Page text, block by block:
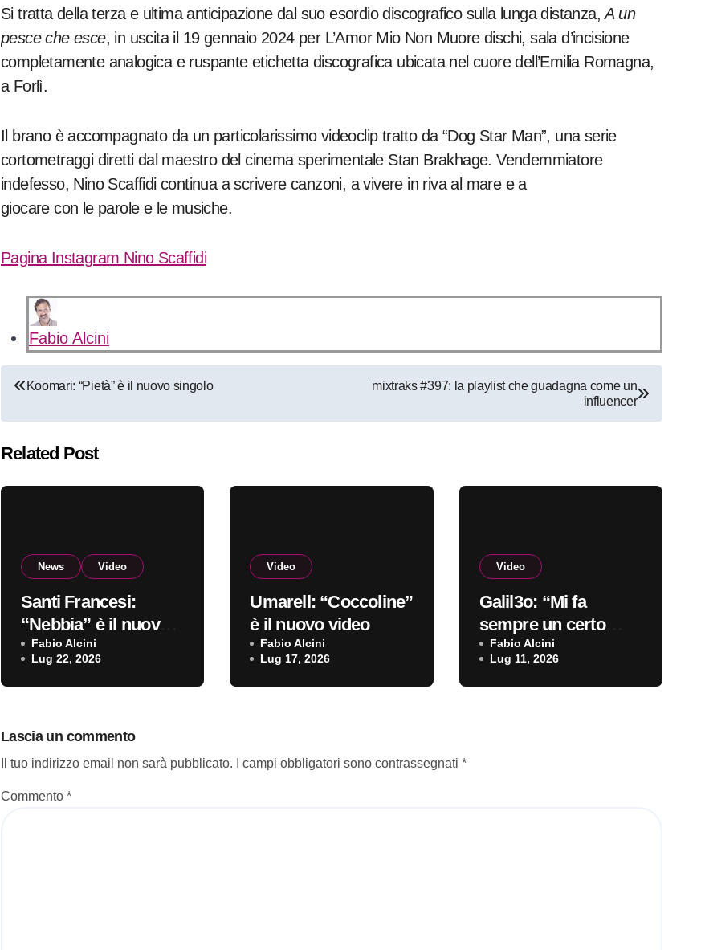
Si tratta della terza e ultima anticipazione dal suo esordio discografico sulla lunga distanza,A un
pesce che esce, in uscita il 19 gennaio 2024 per L’Amor Mio Non Muore dischi, sala d’incisione
completamente analogica e ruspante etichetta discografica ubicata nel cuore dell’Emilia Romagna,
a Forlì.
Il brano è accompagnato da un particolarissimo videoclip tratto da “Dog Star Man”, una serie
cortometraggi diretti dal maestro del cinema sperimentale Stan Brakhage. Vendemmiatore
indefesso, Nino Scaffidi continua a scrivere canzoni, a vivere in riva al mare e a
giocare con le parole e le musiche.
Pagina Instagram Nino Scaffidi
Fabio Alcini
Navigazione
articoli
Koomari: “Pietà” è il nuovo singolo
mixtraks #397: la playlist che guadagna come un
influencer
Related Post
News Video
Santi Francesi:
“Nebbia” è il nuovo
video
Fabio Alcini
Lug 22, 2026
Video
Umarell: “Coccoline”
è il nuovo video
Fabio Alcini
Lug 17, 2026
Video
Galil3o: “Mi fa
sempre un certo
effetto” è il nuovo
video
Fabio Alcini
Lug 11, 2026
Lascia un commento
Il tuo indirizzo email non sarà pubblicato. I campi obbligatori sono contrassegnati *
Commento *